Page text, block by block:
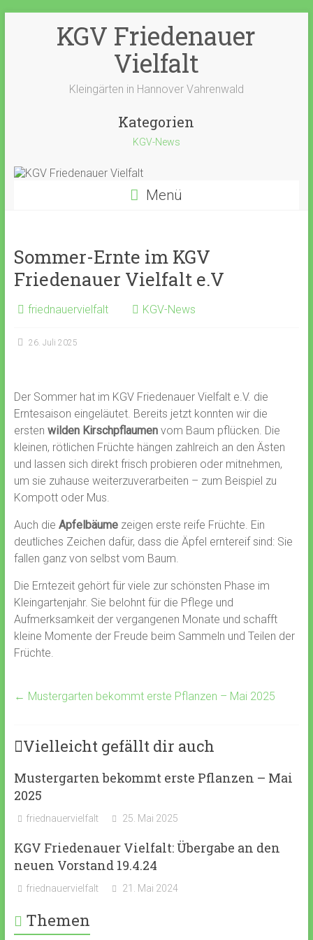
KGV Friedenauer
Vielfalt
Kleingärten in Hannover Vahrenwald
Kategorien
KGV-News
Menü
Sommer-Ernte im KGV
Friedenauer Vielfalt e.V
friednauervielfalt KGV-News
26. Juli 2025
Der Sommer hat im KGV Friedenauer Vielfalt e.V. die
Erntesaison eingeläutet. Bereits jetzt konnten wir die
ersten wilden Kirschpflaumenvom Baum pflücken. Die
kleinen, rötlichen Früchte hängen zahlreich an den Ästen
und lassen sich direkt frisch probieren oder mitnehmen,
um sie zuhause weiterzuverarbeiten – zum Beispiel zu
Kompott oder Mus.
Auch die Apfelbäumezeigen erste reife Früchte. Ein
deutliches Zeichen dafür, dass die Äpfel erntereif sind: Sie
fallen ganz von selbst vom Baum.
Die Erntezeit gehört für viele zur schönsten Phase im
Kleingartenjahr. Sie belohnt für die Pflege und
Aufmerksamkeit der vergangenen Monate und schafft
kleine Momente der Freude beim Sammeln und Teilen der
Früchte.
← Mustergarten bekommt erste Pflanzen – Mai 2025
Vielleicht gefällt dir auch
Mustergarten bekommt erste Pflanzen – Mai
2025
friednauervielfalt 25. Mai 2025
KGV Friedenauer Vielfalt: Übergabe an den
neuen Vorstand 19.4.24
friednauervielfalt 21. Mai 2024
Themen